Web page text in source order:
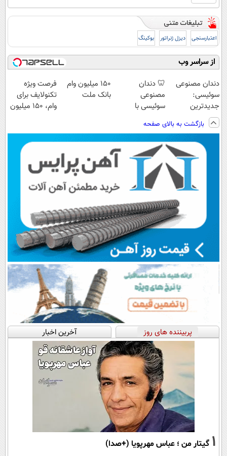
اعتبارسنجی دیزل ژنراتور بوکینگ
از سراسر وب
دندان مصنوعی
سوئیسی:
جدیدترین
فناوری اروپا،
سبک و مقاوم |
پرداخت قسطی
🦷 دندان
مصنوعی
سوئیسی با
دیجیتال |
پرداخت در 4
قسط |📍 تهران
150 میلیون وام
بانک ملت
فرصت ویژه
تکنولایف برای
وام، 150 میلیون
بازگشت به بالای صفحه
پربیننده های روز آخرین اخبار
1 گیتار من ؛ عباس مهرپویا (+صدا)